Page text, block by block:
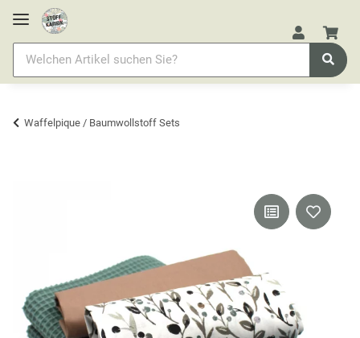
Waffelpique / Baumwollstoff Sets